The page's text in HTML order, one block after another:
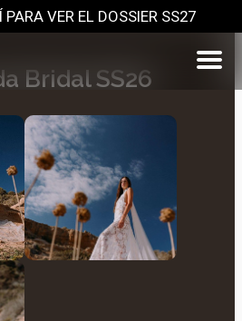
VER EL DOSSIER SS27
Bridal SS26